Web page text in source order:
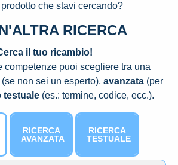
che stavi cercando?
RICERCA
il tuo ricambio!
competenze puoi scegliere tra una
(se non sei un esperto), avanzata (per
testuale (es.: termine, codice, ecc.).
RICERCA
AVANZATA
RICERCA
TESTUALE